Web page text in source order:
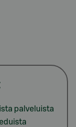
palveluista